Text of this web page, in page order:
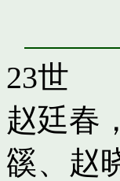
23世
赵廷春
豀、 赵